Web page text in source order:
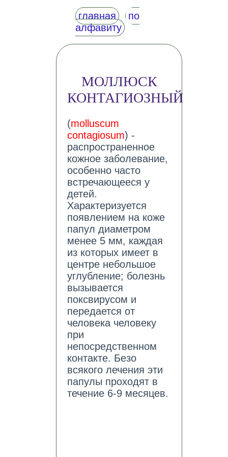
главная
по
алфавиту
МОЛЛЮСК
КОНТАГИОЗНЫЙ
(molluscum
contagiosum) -
распространенное
кожное заболевание,
особенно часто
встречающееся у
детей.
Характеризуется
появлением на коже
папул диаметром
менее 5 мм, каждая
из которых имеет в
центре небольшое
углубление; болезнь
вызывается
поксвирусом и
передается от
человека человеку
при
непосредственном
контакте. Безо
всякого лечения эти
папулы проходят в
течение 6-9 месяцев.